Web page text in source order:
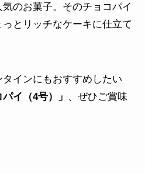
のお菓子。そのチョコパイ
とリッチなケーキに仕立て
インにもおすすめしたい
イ（4号）」 、ぜひご賞味